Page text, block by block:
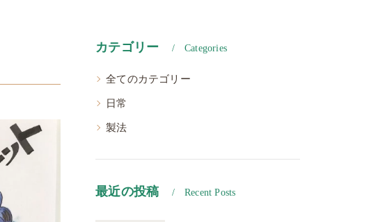
カテゴリー Categories
全てのカテゴリー
日常
製法
最近の投稿 Recent Posts